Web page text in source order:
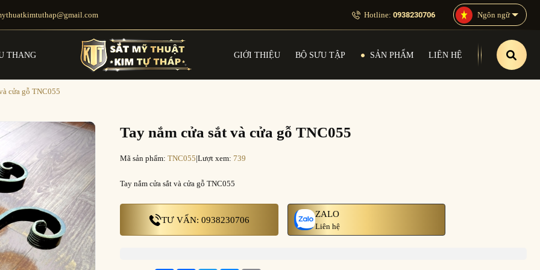
Hotline: 0938230706 Ngôn ngữ
THANG GIỚI THIỆU BỘ SƯU TẬP SẢN PHẨM LIÊN HỆ
cửa gỗ TNC055
Tay nắm cửa sắt và cửa gỗ TNC055
Mã sản phẩm: TNC055|Lượt xem: 739
Tay nắm cửa sắt và cửa gỗ TNC055
TƯ VẤN: 0938230706
ZALO
Liên hệ